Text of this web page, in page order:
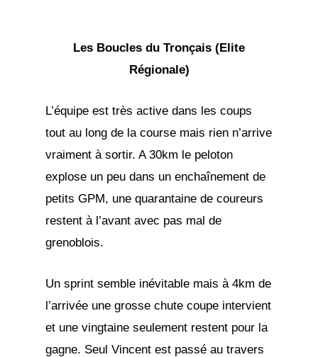
Les Boucles du Tronçais (Elite
Régionale)
L’équipe est très active dans les coups
tout au long de la course mais rien n’arrive
vraiment à sortir. A 30km le peloton
explose un peu dans un enchaînement de
petits GPM, une quarantaine de coureurs
restent à l’avant avec pas mal de
grenoblois.
Un sprint semble inévitable mais à 4km de
l’arrivée une grosse chute coupe intervient
et une vingtaine seulement restent pour la
gagne. Seul Vincent est passé au travers